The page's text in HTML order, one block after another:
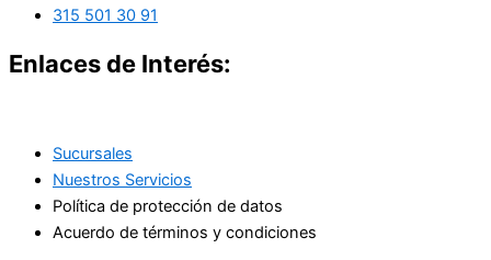
315 501 30 91
Enlaces de Interés:
Sucursales
Nuestros Servicios
Política de protección de datos
Acuerdo de términos y condiciones